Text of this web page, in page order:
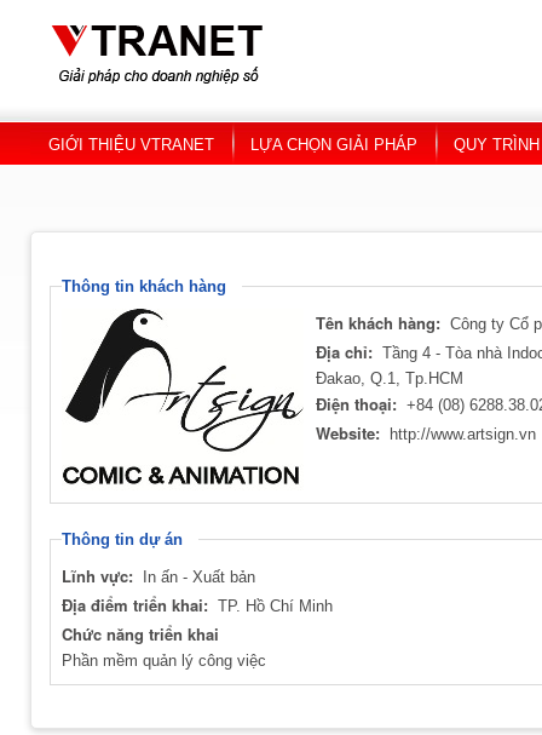
GIỚI THIỆU VTRANET LỰA CHỌN GIẢI PHÁP QUY
Thông tin khách hàng
Tên khách hàng: Công ty Cổ
Địa chỉ: Tầng 4 - Tòa nhà
Đakao, Q.1, Tp.HCM
Điện thoại: +84 (08)
Website: http://www.artsign.vn
Thông tin dự án
Lĩnh vực: In ấn - Xuất bản
Địa điểm triển khai: TP. Hồ Chí Minh
Chức năng triển khai
Phần mềm quản lý công việc